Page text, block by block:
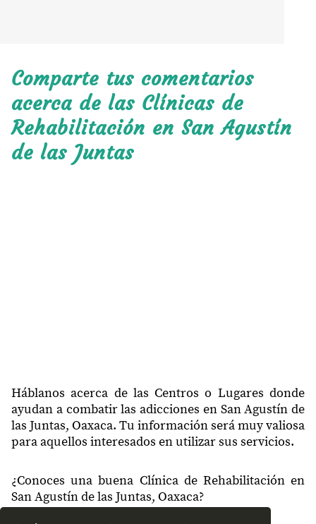
Comparte tus comentarios
acerca de las Clínicas de
Rehabilitación en San Agustín
de las Juntas
Háblanos acerca de las Centros o Lugares donde
ayudan a combatir las adicciones en San Agustín de
las Juntas, Oaxaca. Tu información será muy valiosa
para aquellos interesados en utilizar sus servicios.
¿Conoces una buena Clínica de Rehabilitación en
San Agustín de las Juntas, Oaxaca?